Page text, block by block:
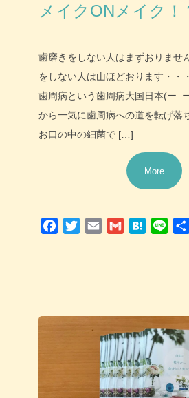
メイクONメイク！
歯磨きをしない人はまずおりませ
をしない人は山ほどおります・・
歯周病という歯周病大国日本(ー_
から一気に歯周病への道を転げ落
お口の中の細菌で […]
More
Facebook
TwitterEmail Gmail Hatena
Line